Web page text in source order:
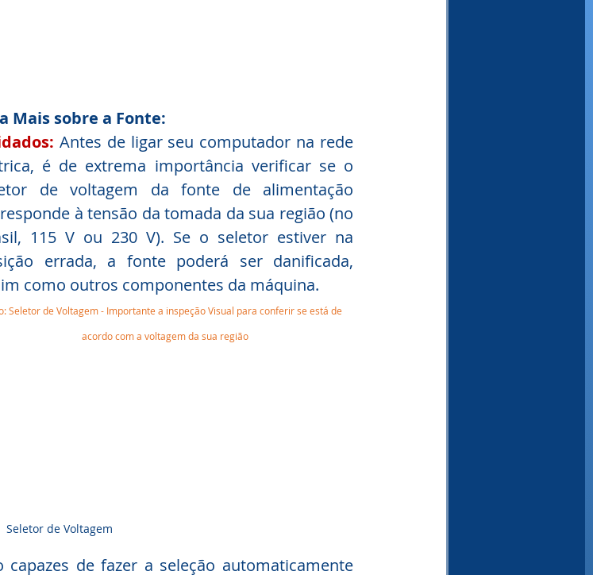
Mais sobre a Fonte:
Antes de ligar seu computador na rede
é de extrema importância verificar se o
de voltagem da fonte de alimentação
à tensão da tomada da sua região (no
115 V ou 230 V). Se o seletor estiver na
errada, a fonte poderá ser danificada,
como outros componentes da máquina.
Seletor de Voltagem - Importante a inspeção Visual para conferir se está de
acordo com a voltagem da sua região
Seletor de Voltagem
de fazer a seleção automaticamente